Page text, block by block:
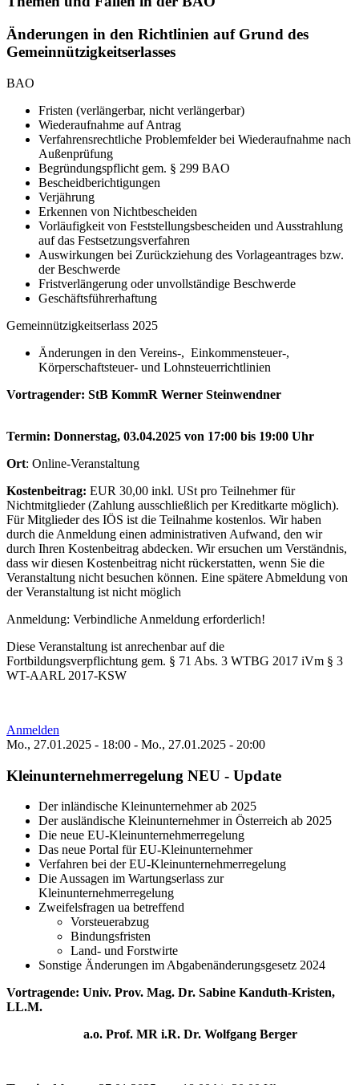
Änderungen in den Richtlinien auf Grund des
Gemeinnützigkeitserlasses
BAO
Fristen (verlängerbar, nicht verlängerbar)
Wiederaufnahme auf Antrag
Verfahrensrechtliche Problemfelder bei Wiederaufnahme nach
Außenprüfung
Begründungspflicht gem. § 299 BAO
Bescheidberichtigungen
Verjährung
Erkennen von Nichtbescheiden
Vorläufigkeit von Feststellungsbescheiden und Ausstrahlung
auf das Festsetzungsverfahren
Auswirkungen bei Zurückziehung des Vorlageantrages bzw.
der Beschwerde
Fristverlängerung oder unvollständige Beschwerde
Geschäftsführerhaftung
Gemeinnützigkeitserlass 2025
Änderungen in den Vereins-, Einkommensteuer-,
Körperschaftsteuer- und Lohnsteuerrichtlinien
Vortragender: StB KommR Werner Steinwendner
Termin: Donnerstag, 03.04.2025 von 17:00 bis 19:00 Uhr
Ort: Online-Veranstaltung
Kostenbeitrag: EUR 30,00 inkl. USt pro Teilnehmer für
Nichtmitglieder (Zahlung ausschließlich per Kreditkarte möglich).
Für Mitglieder des IÖS ist die Teilnahme kostenlos. Wir haben
durch die Anmeldung einen administrativen Aufwand, den wir
durch Ihren Kostenbeitrag abdecken. Wir ersuchen um Verständnis,
dass wir diesen Kostenbeitrag nicht rückerstatten, wenn Sie die
Veranstaltung nicht besuchen können. Eine spätere Abmeldung von
der Veranstaltung ist nicht möglich
Anmeldung: Verbindliche Anmeldung erforderlich!
Diese Veranstaltung ist anrechenbar auf die
Fortbildungsverpflichtung gem. § 71 Abs. 3 WTBG 2017 iVm § 3
WT-AARL 2017-KSW
Anmelden
Mo., 27.01.2025 - 18:00 - Mo., 27.01.2025 - 20:00
Kleinunternehmerregelung NEU - Update
Der inländische Kleinunternehmer ab 2025
Der ausländische Kleinunternehmer in Österreich ab 2025
Die neue EU-Kleinunternehmerregelung
Das neue Portal für EU-Kleinunternehmer
Verfahren bei der EU-Kleinunternehmerregelung
Die Aussagen im Wartungserlass zur
Kleinunternehmerregelung
Zweifelsfragen ua betreffend
Vorsteuerabzug
Bindungsfristen
Land- und Forstwirte
Sonstige Änderungen im Abgabenänderungsgesetz 2024
Vortragende: Univ. Prov. Mag. Dr. Sabine Kanduth-Kristen,
LL.M.
a.o. Prof. MR i.R. Dr. Wolfgang Berger